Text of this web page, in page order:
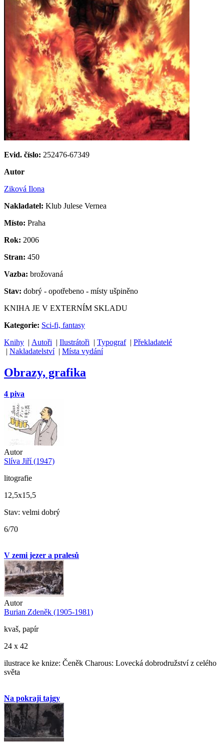
Evid. číslo: 252476-67349
Autor
Ziková Ilona
Nakladatel: Klub Julese Vernea
Místo: Praha
Rok: 2006
Stran: 450
Vazba: brožovaná
Stav: dobrý - opotřebeno - místy ušpiněno
KNIHA JE V EXTERNÍM SKLADU
Kategorie: Sci-fi, fantasy
Knihy | Autoři | Ilustrátoři | Typograf| Překladatelé
| Nakladatelství| Místa vydání
Obrazy, grafika
4 piva
Autor
Slíva Jiří (1947)
litografie
12,5x15,5
Stav: velmi dobrý
6/70
V zemi jezer a pralesů
Autor
Burian Zdeněk (1905-1981)
kvaš, papír
24 x 42
ilustrace ke knize: Čeněk Charous: Lovecká dobrodružství z celého
světa
Na pokraji tajgy